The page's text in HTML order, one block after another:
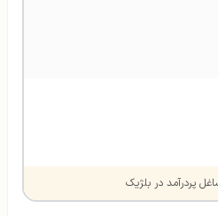
پردرآمد در بلژیک